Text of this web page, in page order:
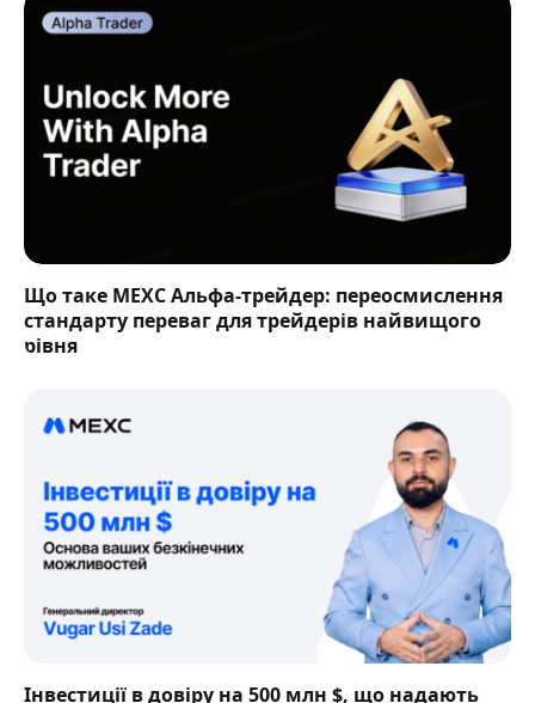
Що таке MEXC Альфа-трейдер: переосмислення
стандарту переваг для трейдерів найвищого
рівня
Інвестиції в довіру на 500 млн $, що надають